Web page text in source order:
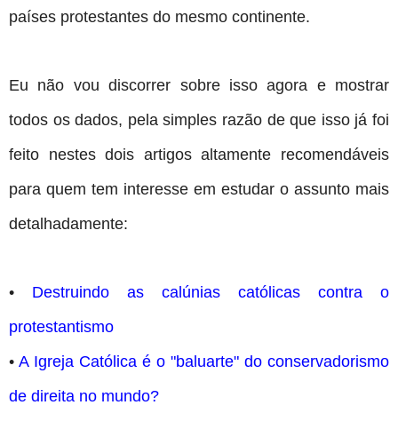
países protestantes do mesmo continente.
Eu não vou discorrer sobre isso agora e mostrar
todos os dados, pela simples razão de que isso já foi
feito nestes dois artigos altamente recomendáveis
para quem tem interesse em estudar o assunto mais
detalhadamente:
• Destruindo as calúnias católicas contra o
protestantismo
• A Igreja Católica é o "baluarte" do conservadorismo
de direita no mundo?